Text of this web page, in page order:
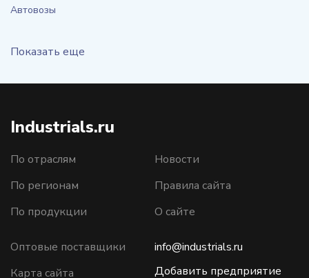
Автовозы
Показать еще
Industrials.ru
По отраслям
По регионам
По продукции
Новости
Правила сайта
О сайте
Оптовые поставщики
Карта сайта
info@industrials.ru
Добавить предприятие